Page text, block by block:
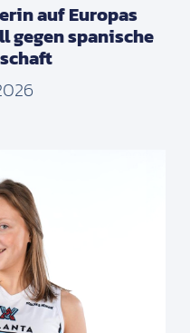
auf Europas
gegen spanische